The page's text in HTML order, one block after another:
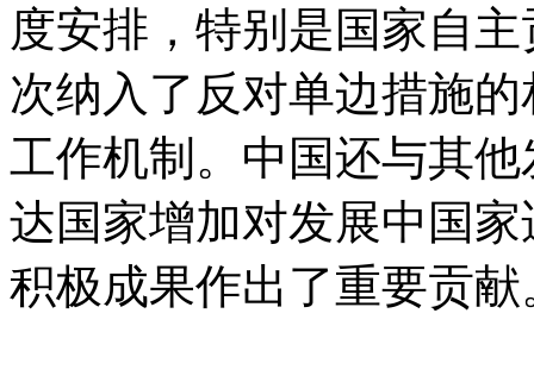
度安排，特别是国家自
次纳入了反对单边措施
工作机制。中国还与其
达国家增加对发展中国
积极成果作出了重要贡献